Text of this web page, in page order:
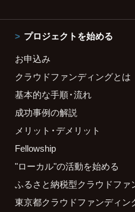
プロジェクトを始める
お申込み
クラウドファンディングとは
基本的な手順・流れ
成功事例の解説
メリット・デメリット
Fellowship
"ローカル"の活動を始める
ふるさと納税型クラウドファ
東京都クラウドファンディン